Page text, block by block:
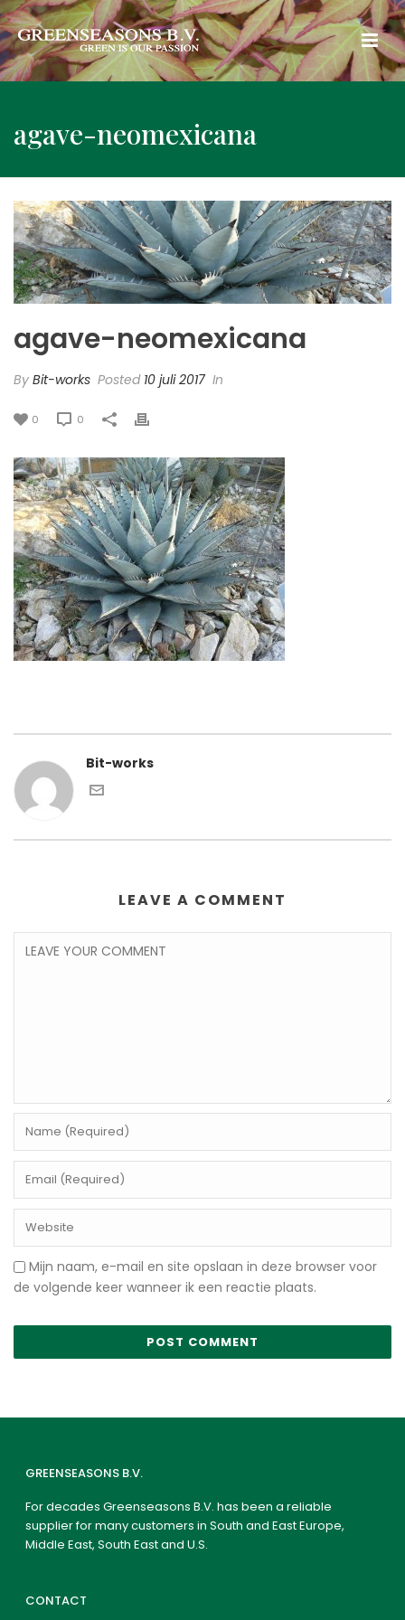
agave-neomexicana
agave-neomexicana
By Bit-works Posted 10 juli 2017 In
0 0
Bit-works
LEAVE A COMMENT
Mijn naam, e-mail en site opslaan in deze browser voor
de volgende keer wanneer ik een reactie plaats.
GREENSEASONS B.V.
For decades Greenseasons B.V. has been a reliable
supplier for many customers in South and East Europe,
Middle East, South East and U.S.
CONTACT